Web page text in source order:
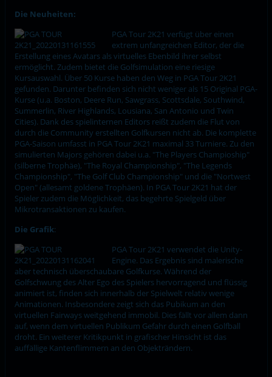
Die Neuheiten:
PGA Tour 2K21 verfügt über einen
extrem unfangreichen Editor, der die
Erstellung eines Avatars als virtuelles Ebenbild ihrer selbst
ermöglicht. Zudem bietet die Golfsimulation eine riesige
Kursauswahl. Über 50 Kurse haben den Weg in PGA Tour 2K21
gefunden. Darunter befinden sich nicht weniger als 15 Original PGA-
Kurse (u.a. Boston, Deere Run, Sawgrass, Scottsdale, Southwind,
Summerlin, River Highlands, Lousiana, San Antonio und Twin
Cities). Dank des spielinternen Editors reißt zudem die Flut von
durch die Community erstellten Golfkursen nicht ab. Die komplette
PGA-Saison umfasst in PGA Tour 2K21 maximal 33 Turniere. Zu den
simulierten Majors gehören dabei u.a. "The Players Champioship"
(silberne Trophäe), "The Royal Championship", "The Legends
Championship", "The Golf Club Championship" und die "Nortwest
Open" (allesamt goldene Trophäen). In PGA Tour 2K21 hat der
Spieler zudem die Möglichkeit, das begehrte Spielgeld über
Mikrotransaktionen zu kaufen.
Die Grafik:
PGA Tour 2K21 verwendet die Unity-
Engine. Das Ergebnis sind malerische
aber technisch überschaubare Golfkurse. Während der
Golfschwung des Alter Ego des Spielers hervorragend und flüssig
animiert ist, finden sich innerhalb der Spielwelt relativ wenige
Animationen. Insbesondere zeigt sich das Pubikum an den
virtuellen Fairways weitgehend immobil. Dies fällt vor allem dann
auf, wenn dem virtuellen Publikum Gefahr durch einen Golfball
droht. Ein weiterer Kritikpunkt in grafischer Hinsicht ist das
auffällige Kantenflimmern an den Objekträndern.